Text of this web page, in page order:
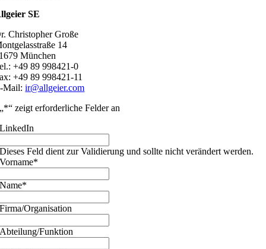
SE
Christopher Große
14
München
+49 89 998421-0
+49 89 998421-11
Mail:ir@allgeier.com
„*“ zeigt erforderliche Felder an
LinkedIn
Dieses Feld dient zur Validierung und sollte nicht verändert werden.
Vorname*
Name*
Firma/Organisation
Abteilung/Funktion